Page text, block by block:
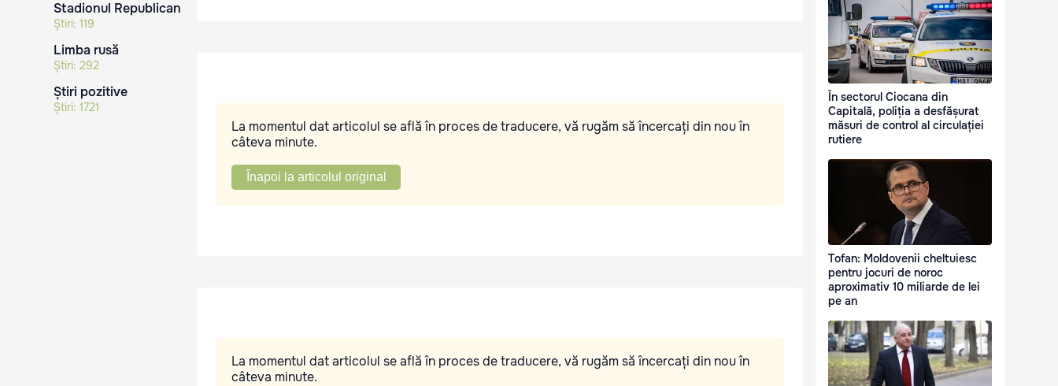
Stadionul Republican
Știri: 119
Limba rusă
Știri: 292
Știri pozitive
Știri: 1721
La momentul dat articolul se află în proces de traducere, vă rugăm să încercați din nou în
câteva minute.
Înapoi la articolul original
La momentul dat articolul se află în proces de traducere, vă rugăm să încercați din nou în
câteva minute.
În sectorul Ciocana din
Capitală, poliția a desfășurat
măsuri de control al circulației
rutiere
Tofan: Moldovenii cheltuiesc
pentru jocuri de noroc
aproximativ 10 miliarde de lei
pe an